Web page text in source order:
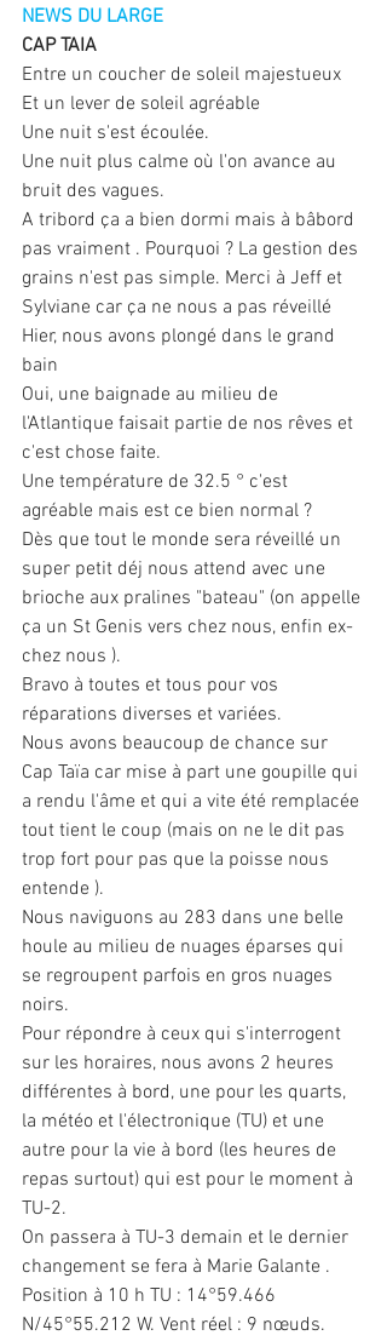
NEWS DU LARGE
CAP TAIA
Entre un coucher de soleil majestueux
Et un lever de soleil agréable
Une nuit s'est écoulée.
Une nuit plus calme où l'on avance au
bruit des vagues.
A tribord ça a bien dormi mais à bâbord
pas vraiment . Pourquoi ? La gestion des
grains n'est pas simple. Merci à Jeff et
Sylviane car ça ne nous a pas réveillé
Hier, nous avons plongé dans le grand
bain
Oui, une baignade au milieu de
l'Atlantique faisait partie de nos rêves et
c'est chose faite.
Une température de 32.5 ° c'est
agréable mais est ce bien normal ?
Dès que tout le monde sera réveillé un
super petit déj nous attend avec une
brioche aux pralines "bateau" (on appelle
ça un St Genis vers chez nous, enfin ex-
chez nous ).
Bravo à toutes et tous pour vos
réparations diverses et variées.
Nous avons beaucoup de chance sur
Cap Taïa car mise à part une goupille qui
a rendu l'âme et qui a vite été remplacée
tout tient le coup (mais on ne le dit pas
trop fort pour pas que la poisse nous
entende ).
Nous naviguons au 283 dans une belle
houle au milieu de nuages éparses qui
se regroupent parfois en gros nuages
noirs.
Pour répondre à ceux qui s'interrogent
sur les horaires, nous avons 2 heures
différentes à bord, une pour les quarts,
la météo et l'électronique (TU) et une
autre pour la vie à bord (les heures de
repas surtout) qui est pour le moment à
TU-2.
On passera à TU-3 demain et le dernier
changement se fera à Marie Galante .
Position à 10 h TU : 14°59.466
N/45°55.212 W. Vent réel : 9 nœuds.